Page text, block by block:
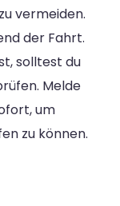
vermeiden.
der Fahrt.
solltest du
Melde
um
zu können.